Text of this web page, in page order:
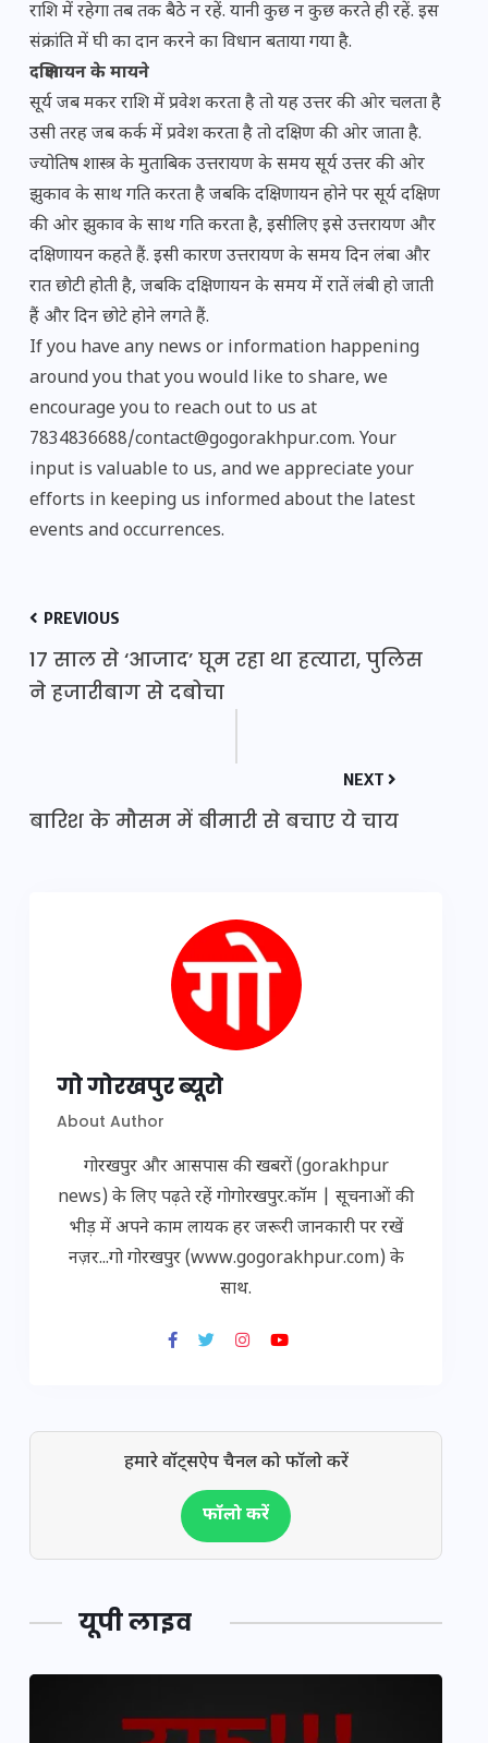
राशि में रहेगा तब तक बैठे न रहें. यानी कुछ न कुछ करते ही रहें. इस
संक्रांति में घी का दान करने का विधान बताया गया है.
दक्षिणायन के मायने
सूर्य जब मकर राशि में प्रवेश करता है तो यह उत्तर की ओर चलता है
उसी तरह जब कर्क में प्रवेश करता है तो दक्षिण की ओर जाता है.
ज्योतिष शास्त्र के मुताबिक उत्तरायण के समय सूर्य उत्तर की ओर
झुकाव के साथ गति करता है जबकि दक्षिणायन होने पर सूर्य दक्षिण
की ओर झुकाव के साथ गति करता है, इसीलिए इसे उत्तरायण और
दक्षिणायन कहते हैं. इसी कारण उत्तरायण के समय दिन लंबा और
रात छोटी होती है, जबकि दक्षिणायन के समय में रातें लंबी हो जाती
हैं और दिन छोटे होने लगते हैं.
If you have any news or information happening
around you that you would like to share, we
encourage you to reach out to us at
7834836688/contact@gogorakhpur.com. Your
input is valuable to us, and we appreciate your
efforts in keeping us informed about the latest
events and occurrences.
PREVIOUS
17 साल से ‘आजाद’ घूम रहा था हत्यारा, पुलिस
ने हजारीबाग से दबोचा
NEXT
बारिश के मौसम में बीमारी से बचाए ये चाय
गो गोरखपुर ब्यूरो
About Author
गोरखपुर और आसपास की खबरों (gorakhpur
news) के लिए पढ़ते रहें गोगोरखपुर.कॉम | सूचनाओं की
भीड़ में अपने काम लायक हर जरूरी जानकारी पर रखें
नज़र...गो गोरखपुर (www.gogorakhpur.com) के
साथ.
हमारे वॉट्सऐप चैनल को फॉलो करें
फॉलो करें
यूपी लाइव